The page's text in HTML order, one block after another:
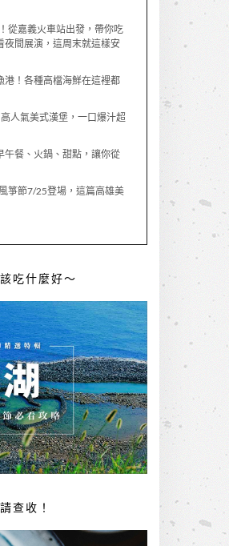
從嘉義火車站出發，帶你吃
夜間展演，這周末就這樣安
港！各種高檔海鮮在這裡都
人氣美式漢堡，一口爆汁超
午餐、火鍋、甜點，讓你從
箏節7/25登場，這篇高雄美
吃什麼好～
查收！